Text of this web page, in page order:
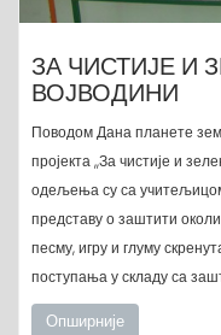
ЗА ЧИСТИЈЕ И
ВОЈВОДИНИ
Поводом Дана планете
пројекта ,,За чистије и
одељења су са
представу о заштити
песму, игру и глуму
поступања у складу са
Опширније